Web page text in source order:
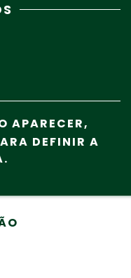
APARECER,
DEFINIR A